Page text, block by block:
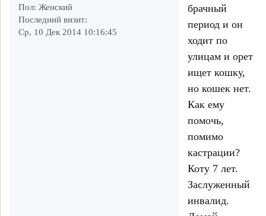
Пол: Женский
Последний визит:
Ср, 10 Дек 2014 10:16:45
брачный
период и он
ходит по
улицам и орет
ищет кошку,
но кошек нет.
Как ему
помочь,
помимо
кастрации?
Коту 7 лет.
Заслуженный
инвалид.